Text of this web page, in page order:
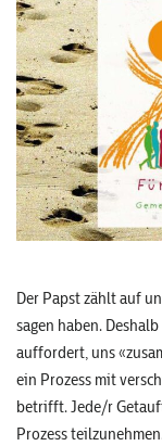
Der Papst zählt auf
sagen haben.
auffordert, uns
ein Prozess mit
betrifft. Jede/r
Prozess